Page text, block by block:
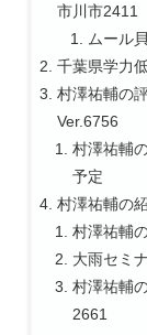
市川市2411
ムール
千葉県学力
村澤祐輔の
Ver.6756
村澤祐輔
予定
村澤祐輔の
村澤祐輔
大雨セミ
村澤祐輔
2661